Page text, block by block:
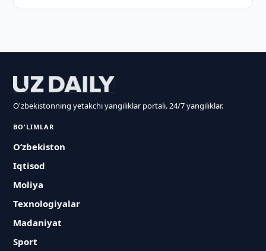
O'zbekistonning yetakchi yangiliklar portali. 24/7 yangiliklar.
BO'LIMLAR
O‘zbekiston
Iqtisod
Moliya
Texnologiyalar
Madaniyat
Sport